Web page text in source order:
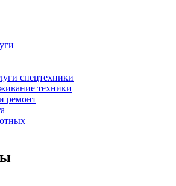
спецтехники
техники
ремонт